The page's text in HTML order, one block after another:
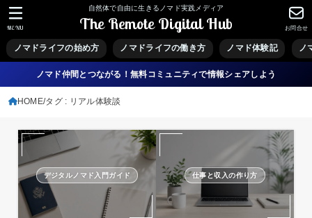
自然体で自由に生きるノマド実践メディア
The Remote Digital Hub
ノマドライフの始め方 ノマドライフの働き方 ノマド体験記 ノ
お問合せ
MENU
ノマド仲間とつながる！無料コミュニティで情報シェアしよう
HOME タグ : リアル体験談
デジタルノマド入門ガイド 仕事と収入の作り方